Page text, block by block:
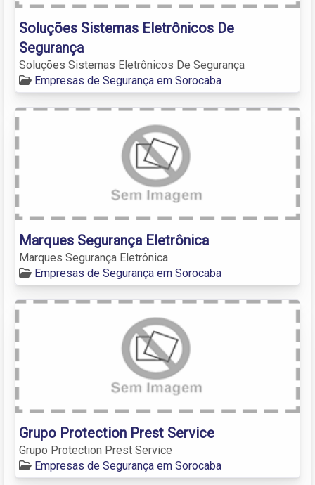
Soluções Sistemas Eletrônicos De
Segurança
Soluções Sistemas Eletrônicos De Segurança
Empresas de Segurança em Sorocaba
Marques Segurança Eletrônica
Marques Segurança Eletrônica
Empresas de Segurança em Sorocaba
Grupo Protection Prest Service
Grupo Protection Prest Service
Empresas de Segurança em Sorocaba